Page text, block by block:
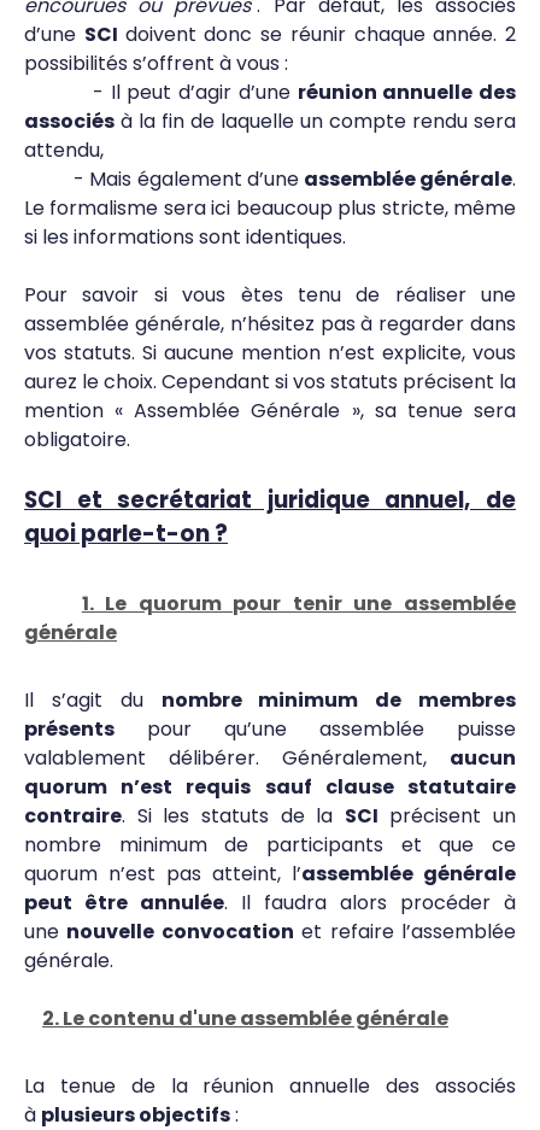
d’une SCI doivent donc se réunir chaque année. 2
possibilités s’offrent à vous :
- Il peut d’agir d’une réunion annuelle des
associés à la fin de laquelle un compte rendu sera
attendu,
- Mais également d’une assemblée générale.
Le formalisme sera ici beaucoup plus stricte, même
si les informations sont identiques.
Pour savoir si vous ètes tenu de réaliser une
assemblée générale, n’hésitez pas à regarder dans
vos statuts. Si aucune mention n’est explicite, vous
aurez le choix. Cependant si vos statuts précisent la
mention « Assemblée Générale », sa tenue sera
obligatoire.
SCI et secrétariat juridique annuel, de
quoi parle-t-on ?
1. Le quorum pour tenir une assemblée
générale
Il s’agit du nombre minimum de membres
présents pour qu’une assemblée puisse
valablement délibérer. Généralement, aucun
quorum n’est requis sauf clause statutaire
contraire. Si les statuts de la SCI précisent un
nombre minimum de participants et que ce
quorum n’est pas atteint, l’assemblée générale
peut être annulée. Il faudra alors procéder à
une nouvelle convocation et refaire l’assemblée
générale.
2. Le contenu d'une assemblée générale
La tenue de la réunion annuelle des associés
à plusieurs objectifs: